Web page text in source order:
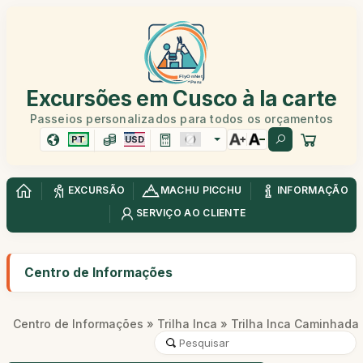
Excursões em Cusco à la carte
Passeios personalizados para todos os orçamentos
PT USD
EXCURSÃO MACHU PICCHU
INFORMAÇÃO
SERVIÇO AO CLIENTE
Centro de Informações
Centro de Informações » Trilha Inca » Trilha Inca Caminhada